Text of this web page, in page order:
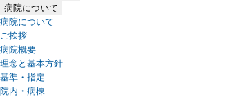
病院について
病院について
ご挨拶
病院概要
理念と基本方針
基準・指定
院内・病棟